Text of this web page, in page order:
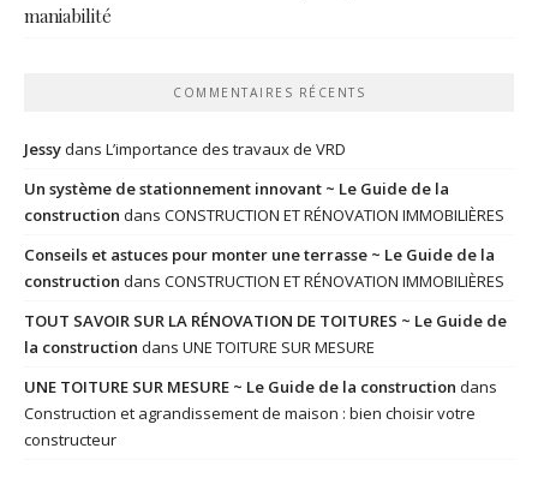
maniabilité
COMMENTAIRES RÉCENTS
Jessydans L’importance des travaux de VRD
Un système de stationnement innovant ~ Le Guide de la
construction dans CONSTRUCTION ET RÉNOVATION IMMOBILIÈRES
Conseils et astuces pour monter une terrasse ~ Le Guide de la
construction dans CONSTRUCTION ET RÉNOVATION IMMOBILIÈRES
TOUT SAVOIR SUR LA RÉNOVATION DE TOITURES ~ Le Guide de
la construction dans UNE TOITURE SUR MESURE
UNE TOITURE SUR MESURE ~ Le Guide de la construction dans
Construction et agrandissement de maison : bien choisir votre
constructeur